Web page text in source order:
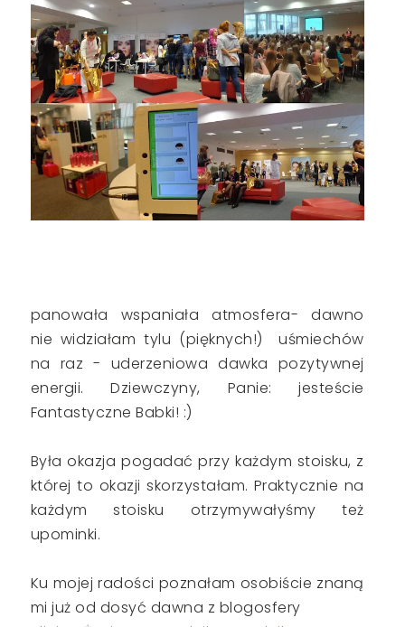
panowała wspaniała atmosfera- dawno
nie widziałam tylu (pięknych!) uśmiechów
na raz - uderzeniowa dawka pozytywnej
energii. Dziewczyny, Panie: jesteście
Fantastyczne Babki! :)
Była okazja pogadać przy każdym stoisku, z
której to okazji skorzystałam. Praktycznie na
każdym stoisku otrzymywałyśmy też
upominki.
Ku mojej radości poznałam osobiście znaną
mi już od dosyć dawna z blogosfery